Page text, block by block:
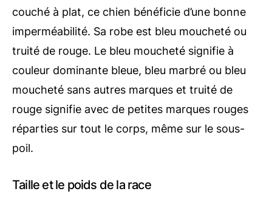
couché à plat, ce chien bénéficie d’une bonne
imperméabilité. Sa robe est bleu moucheté ou
truité de rouge. Le bleu moucheté signifie à
couleur dominante bleue, bleu marbré ou bleu
moucheté sans autres marques et truité de
rouge signifie avec de petites marques rouges
réparties sur tout le corps, même sur le sous-
poil.
Taille et le poids de la race